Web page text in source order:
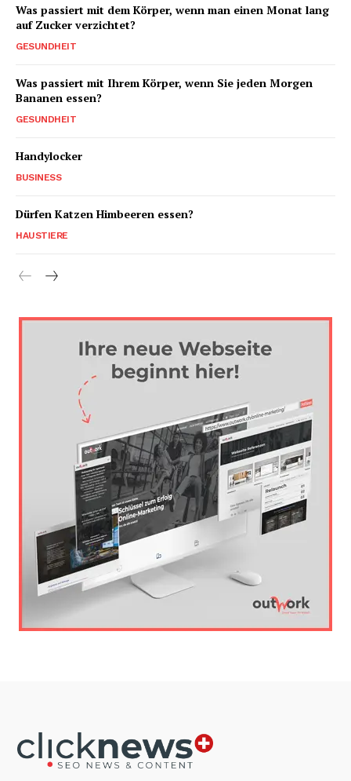
Was passiert mit dem Körper, wenn man einen Monat lang
auf Zucker verzichtet?
GESUNDHEIT
Was passiert mit Ihrem Körper, wenn Sie jeden Morgen
Bananen essen?
GESUNDHEIT
Handylocker
BUSINESS
Dürfen Katzen Himbeeren essen?
HAUSTIERE